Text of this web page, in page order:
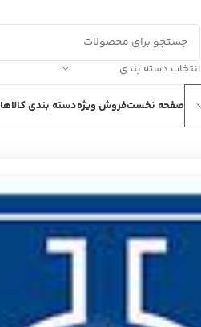
انتخاب دسته بندی
صفحه نخستفروش ویژهدسته بندی کالاها